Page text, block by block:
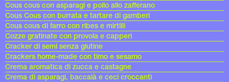
Cous cous con asparagi e pollo allo zafferano
Cous Cous con burrata e tartare di gamberi
Cous cous di farro con ribes e mirtilli
Cozze gratinate con provola e capperi
Cracker di semi senza glutine
Crackers home-made con timo e sesamo
Crema aromatica di zucca e castagne
Crema di asparagi, baccalà e ceci croccanti